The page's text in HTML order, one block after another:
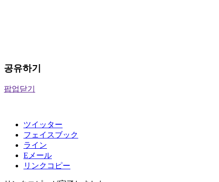
공유하기
팝업닫기
ツイッター
フェイスブック
ライン
Eメール
リンクコピー